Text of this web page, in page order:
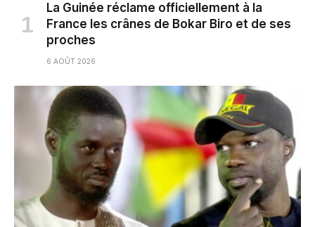
La Guinée réclame officiellement à la
France les crânes de Bokar Biro et de ses
proches
6 AOÛT 2026